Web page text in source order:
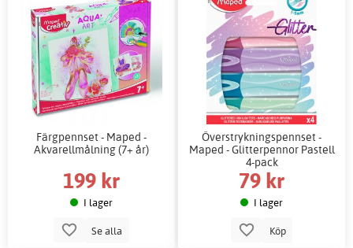
Färgpennset - Maped -
Akvarellmålning (7+ år)
199 kr
I lager
Se alla
Överstrykningspennset -
Maped - Glitterpennor Pastell
4-pack
79 kr
I lager
Köp